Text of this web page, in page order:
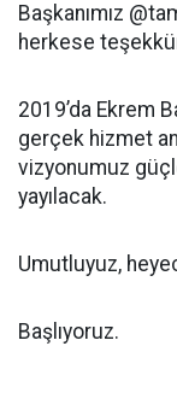
Başkanımız
herkese
2019’da Ekrem
gerçek hizmet
vizyonumuz
yayılacak.
Umutluyuz,
Başlıyoruz.